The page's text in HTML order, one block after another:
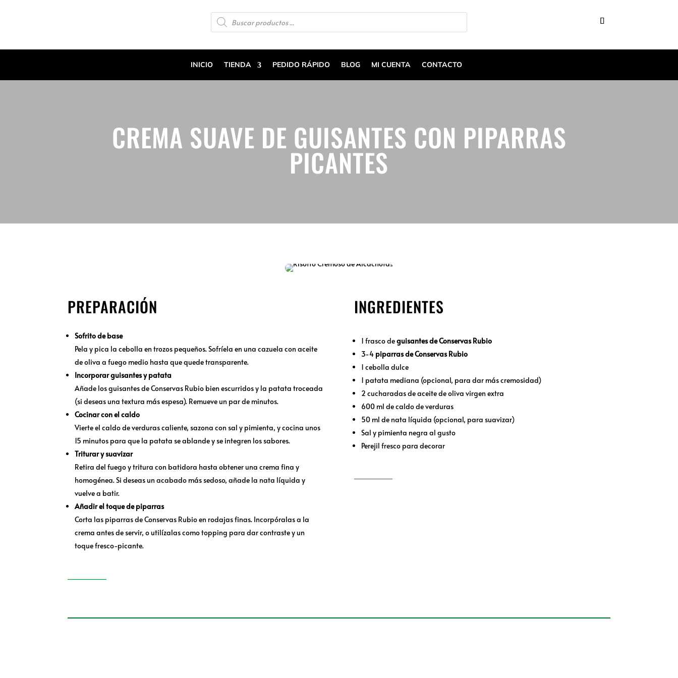
Búsqueda
de
productos
INICIO TIENDA PEDIDO RÁPIDO BLOG MI CUENTA CONTACTO
CREMA SUAVE DE GUISANTES CON PIPARRAS
PICANTES
PREPARACIÓN
Sofrito de base
Pela y pica la cebolla en trozos pequeños. Sofríela en una cazuela con aceite
de oliva a fuego medio hasta que quede transparente.
Incorporar guisantes y patata
Añade los guisantes de Conservas Rubio bien escurridos y la patata troceada
(si deseas una textura más espesa). Remueve un par de minutos.
Cocinar con el caldo
Vierte el caldo de verduras caliente, sazona con sal y pimienta, y cocina unos
15 minutos para que la patata se ablande y se integren los sabores.
Triturar y suavizar
Retira del fuego y tritura con batidora hasta obtener una crema fina y
homogénea. Si deseas un acabado más sedoso, añade la nata líquida y
vuelve a batir.
Añadir el toque de piparras
Corta las piparras de Conservas Rubio en rodajas finas. Incorpóralas a la
crema antes de servir, o utilízalas como topping para dar contraste y un
toque fresco-picante.
INGREDIENTES
1 frasco deguisantes de Conservas Rubio
3-4 piparras de Conservas Rubio
1 cebolla dulce
1 patata mediana (opcional, para dar más cremosidad)
2 cucharadas de aceite de oliva virgen extra
600 ml de caldo de verduras
50 ml de nata líquida (opcional, para suavizar)
Sal y pimienta negra al gusto
Perejil fresco para decorar